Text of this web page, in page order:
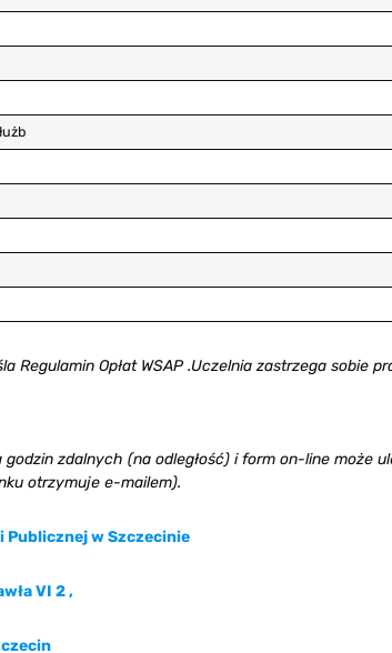
Regulamin Opłat WSAP .Uczelnia zastrzega sobie
zdalnych (na odległość) i form on-line może
otrzymuje e-mailem).
Publicznej w Szczecinie
VI 2 ,